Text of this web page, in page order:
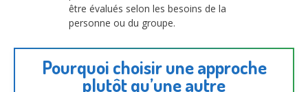
être évalués selon les besoins de la
personne ou du groupe.
Pourquoi choisir une approche
plutôt qu’une autre